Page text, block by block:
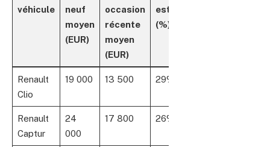
véhicule
neuf
moyen
(EUR)
occasion
récente
moyen
(EUR)
estimées
(%)
Renault
Clio
19 000 13 500 29%
Renault
Captur
24
000
17 800 26%